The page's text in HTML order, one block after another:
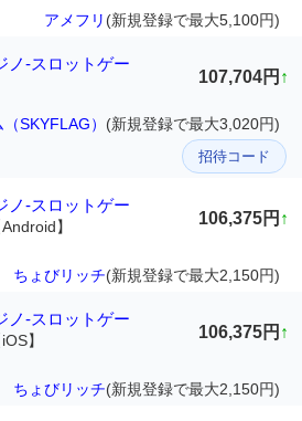
アメフリ (新規登録で最大5,100円)
ノ-スロットゲー
107,704円 ↑
SKYFLAG） (新規登録で最大3,020円)
招待コード
ノ-スロットゲー
Android】 106,375円 ↑
ちょびリッチ(新規登録で最大2,150円)
ノ-スロットゲー
iOS】 106,375円 ↑
ちょびリッチ(新規登録で最大2,150円)